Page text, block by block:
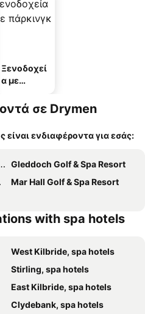
Ξενοδοχεί
α με
σε Drymen
ενδιαφέροντα για εσάς:
Gleddoch Golf & Spa Resort
Mar Hall Golf & Spa Resort
with spa hotels
West Kilbride, spa hotels
Stirling, spa hotels
East Kilbride, spa hotels
Clydebank, spa hotels